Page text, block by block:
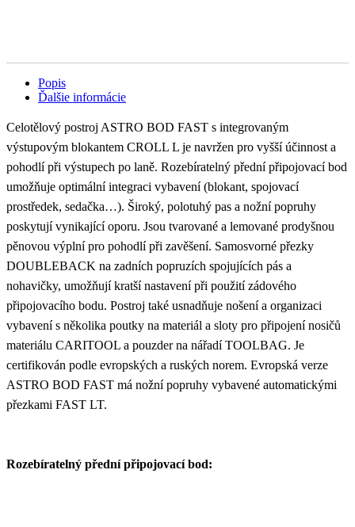
Popis
Ďalšie informácie
Celotělový postroj ASTRO BOD FAST s integrovaným
výstupovým blokantem CROLL L je navržen pro vyšší účinnost a
pohodlí při výstupech po laně. Rozebíratelný přední připojovací bod
umožňuje optimální integraci vybavení (blokant, spojovací
prostředek, sedačka…). Široký, polotuhý pas a nožní popruhy
poskytují vynikající oporu. Jsou tvarované a lemované prodyšnou
pěnovou výplní pro pohodlí při zavěšení. Samosvorné přezky
DOUBLEBACK na zadních popruzích spojujících pás a
nohavičky, umožňují kratší nastavení při použití zádového
připojovacího bodu. Postroj také usnadňuje nošení a organizaci
vybavení s několika poutky na materiál a sloty pro připojení nosičů
materiálu CARITOOL a pouzder na nářadí TOOLBAG. Je
certifikován podle evropských a ruských norem. Evropská verze
ASTRO BOD FAST má nožní popruhy vybavené automatickými
přezkami FAST LT.
Rozebíratelný přední připojovací bod: